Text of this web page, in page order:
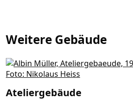
Weitere Gebäude
Atelier­gebäude